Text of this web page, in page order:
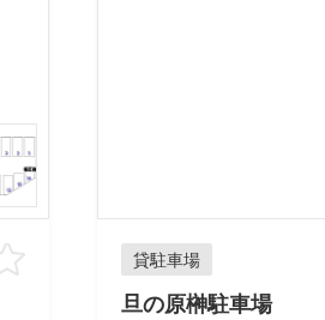
貸駐車場
旦の原榊駐車場